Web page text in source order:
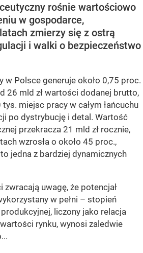
rośnie wartościowo
w gospodarce,
zmierzy się z ostrą
i walki o bezpieczeństwo
w Polsce generuje około 0,75 proc.
26 mld zł wartości dodanej brutto,
miejsc pracy w całym łańcuchu
po dystrybucję i detal. Wartość
przekracza 21 mld zł rocznie,
wzrosła o około 45 proc.,
jedna z bardziej dynamicznych
uwagę, że potencjał
w pełni – stopień
liczony jako relacja
rynku, wynosi zaledwie